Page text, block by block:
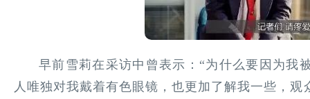
早前雪莉在采访中曾表示：“为什么要因为我
人唯独对我戴着有色眼镜，也更加了解我一些，